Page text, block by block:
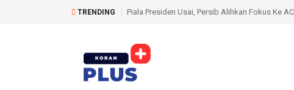
TRENDING
Persib Alihkan Fokus Ke ACL 2 Dan Liga SuperDaftar Lengkap Juara Piala